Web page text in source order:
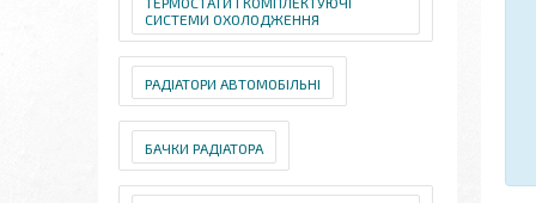
СИСТЕМИ ОХОЛОДЖЕННЯ
РАДІАТОРИ АВТОМОБІЛЬНІ
БАЧКИ РАДІАТОРА